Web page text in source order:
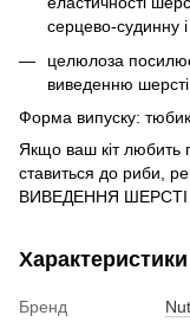
серцево-судинну
целюлоза
виведенню шерсті
Форма випуску:
Якщо ваш кіт любить
ставиться до риби,
ВИВЕДЕННЯ ШЕРСТІ
Характеристики
Бренд